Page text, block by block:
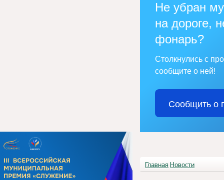
Не убран
на дороге,
фонарь?
Столкнулись с
сообщите о ней!
Сообщить о
Главная Новости